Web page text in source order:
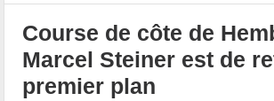
Course de côte de
Marcel Steiner est de
premier plan